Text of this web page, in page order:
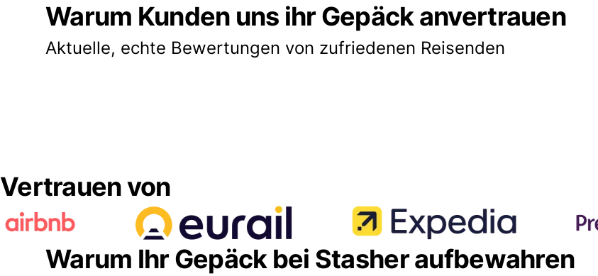
Warum Kunden uns ihr Gepäck anvertrauen
Aktuelle, echte Bewertungen von zufriedenen Reisenden
Vertrauen von
Warum Ihr Gepäck bei Stasher aufbewahren